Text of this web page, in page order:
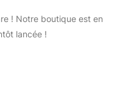
! Notre boutique est en
lancée !